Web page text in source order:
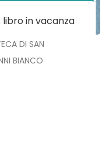
libro in vacanza
DI SAN
BIANCO